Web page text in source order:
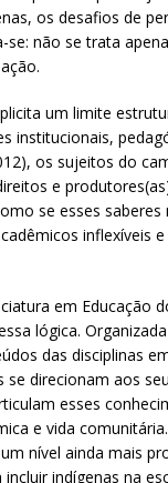
os desafios de
não se trata
um limite
institucionais,
os sujeitos do
e
se esses
inflexíveis
em Educação
lógica.
das disciplinas
se direcionam aos
esses
e vida
nível ainda mais
indígenas na